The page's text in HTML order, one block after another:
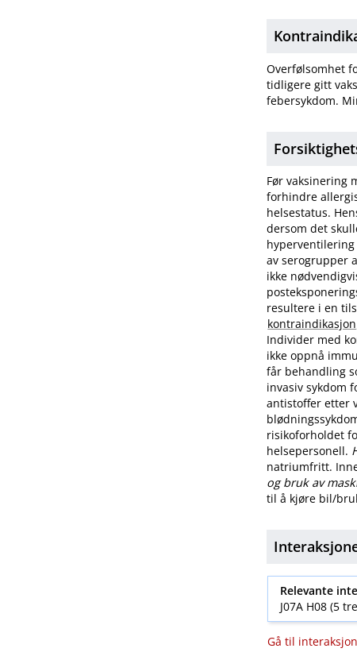
Overfølsomhet
tidligere gitt
febersykdom.
Før vaksinering
forhindre
helsestatus.
dersom det
av serogrupper
ikke
resultere i en
kontraindikasjon
Individer med
ikke oppnå
får behandling
invasiv sykdom
antistoffer etter
risikoforholdet
helsepersonell.
natriumfritt.
og bruk av
til å kjøre bil​/​
Relevante
J07A H08 (5
Gå til